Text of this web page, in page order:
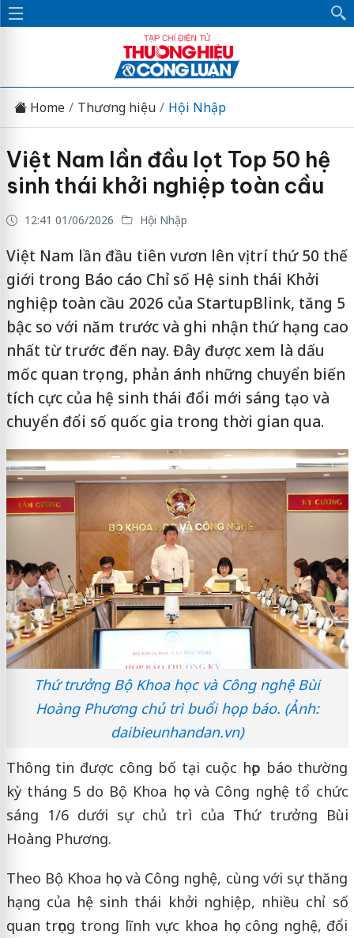
Home Thương hiệu Hội Nhập
Việt Nam lần đầu lọt Top 50 hệ
sinh thái khởi nghiệp toàn cầu
12:41 01/06/2026 Hội Nhập
Việt Nam lần đầu tiên vươn lên vị trí thứ 50 thế
giới trong Báo cáo Chỉ số Hệ sinh thái Khởi
nghiệp toàn cầu 2026 của StartupBlink, tăng 5
bậc so với năm trước và ghi nhận thứ hạng cao
nhất từ trước đến nay. Đây được xem là dấu
mốc quan trọng, phản ánh những chuyển biến
tích cực của hệ sinh thái đổi mới sáng tạo và
chuyển đổi số quốc gia trong thời gian qua.
Thứ trưởng Bộ Khoa học và Công nghệ Bùi
Hoàng Phương chủ trì buổi họp báo. (Ảnh:
daibieunhandan.vn)
Thông tin được công bố tại cuộc họp báo thường
kỳ tháng 5 do Bộ Khoa học và Công nghệ tổ chức
sáng 1/6 dưới sự chủ trì của Thứ trưởng Bùi
Hoàng Phương.
Theo Bộ Khoa học và Công nghệ, cùng với sự thăng
hạng của hệ sinh thái khởi nghiệp, nhiều chỉ số
quan trọng trong lĩnh vực khoa học công nghệ, đổi